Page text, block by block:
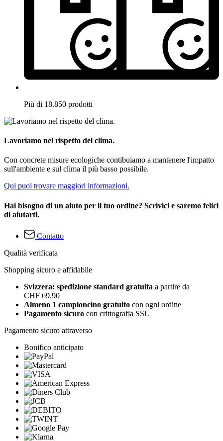
Più di 18.850 prodotti
Lavoriamo nel rispetto del clima.
Con concrete misure ecologiche contibuiamo a mantenere l'impatto
sull'ambiente e sul clima il più basso possibile.
Qui puoi trovare maggiori informazioni.
Hai bisogno di un aiuto per il tuo ordine? Scrivici e saremo felici
di aiutarti.
Contatto
Qualità verificata
Shopping sicuro e affidabile
Svizzera: spedizione standard gratuita a partire da
CHF 69.90
Almeno 1 campioncino gratuito con ogni ordine
Pagamento sicuro con crittografia SSL
Pagamento sicuro attraverso
Bonifico anticipato